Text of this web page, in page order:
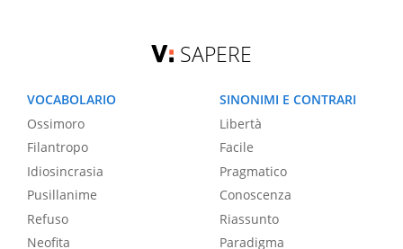
SAPERE
VOCABOLARIO
Ossimoro
Filantropo
Idiosincrasia
Pusillanime
Refuso
Neofita
SINONIMI E CONTRARI
Libertà
Facile
Pragmatico
Conoscenza
Riassunto
Paradigma